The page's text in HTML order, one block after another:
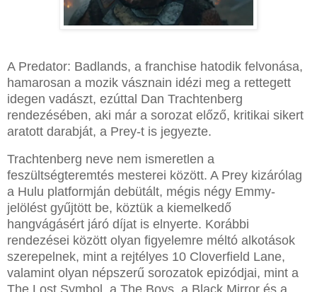
A Predator: Badlands, a franchise hatodik felvonása,
hamarosan a mozik vásznain idézi meg a rettegett
idegen vadászt, ezúttal Dan Trachtenberg
rendezésében, aki már a sorozat előző, kritikai sikert
aratott darabját, a Prey-t is jegyezte.
Trachtenberg neve nem ismeretlen a
feszültségteremtés mesterei között. A Prey kizárólag
a Hulu platformján debütált, mégis négy Emmy-
jelölést gyűjtött be, köztük a kiemelkedő
hangvágásért járó díjat is elnyerte. Korábbi
rendezései között olyan figyelemre méltó alkotások
szerepelnek, mint a rejtélyes 10 Cloverfield Lane,
valamint olyan népszerű sorozatok epizódjai, mint a
The Lost Symbol, a The Boys, a Black Mirror és a